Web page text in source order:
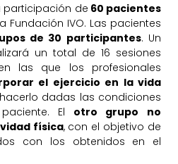
participación de 60 pacientes
Fundación IVO. Las pacientes
de 30 participantes. Un
un total de 16 sesiones
las que los profesionales
el ejercicio en la vida
dadas las condiciones
El otro grupo
no
física, con el objetivo de
con los obtenidos en el